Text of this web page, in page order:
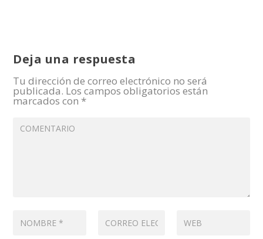
Deja una respuesta
Tu dirección de correo electrónico no será
publicada. Los campos obligatorios están
marcados con *